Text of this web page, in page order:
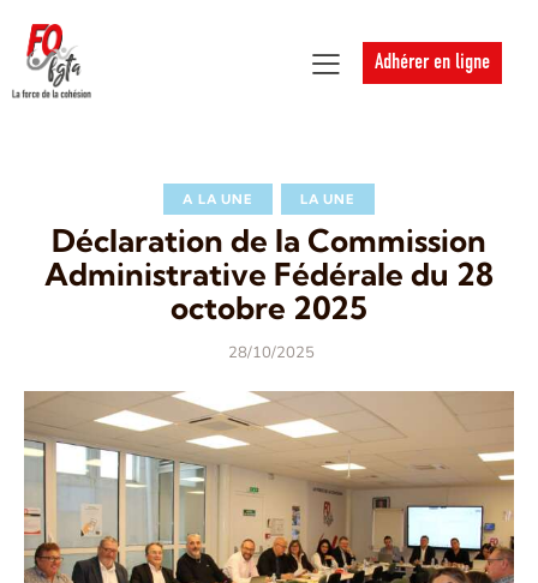
Adhérer en ligne
A LA UNE LA UNE
Déclaration de la Commission
Administrative Fédérale du 28
octobre 2025
28/10/2025